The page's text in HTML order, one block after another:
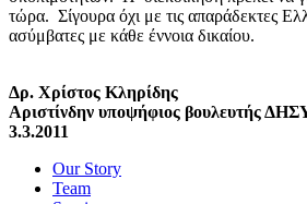
τώρα. Σίγουρα όχι με τις απαράδεκτες
ασύμβατες με κάθε έννοια δικαίου.
Δρ. Χρίστος Κληρίδης
Αριστίνδην υποψήφιος βουλευτής
3.3.2011
Our Story
Team